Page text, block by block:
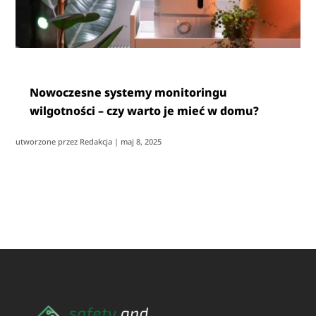
Nowoczesne systemy monitoringu
wilgotności – czy warto je mieć w domu?
utworzone przez Redakcja | maj 8, 2025